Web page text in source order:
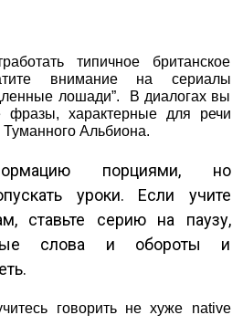
типичное британское
внимание на сериалы
лошади”. В диалогах вы
фразы, характерные для речи
Альбиона.
порциями, но
уроки. Если учите
ставьте серию на паузу,
слова и обороты и
говорить не хуже native